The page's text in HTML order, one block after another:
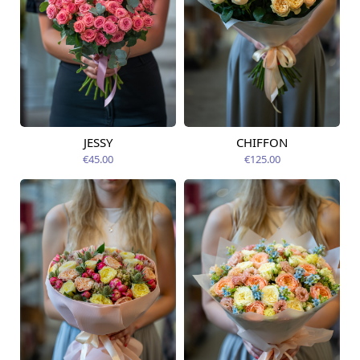
Pieejams šodien
JESSY
€45.00
Pieejams šodien
CHIFFON
€125.00